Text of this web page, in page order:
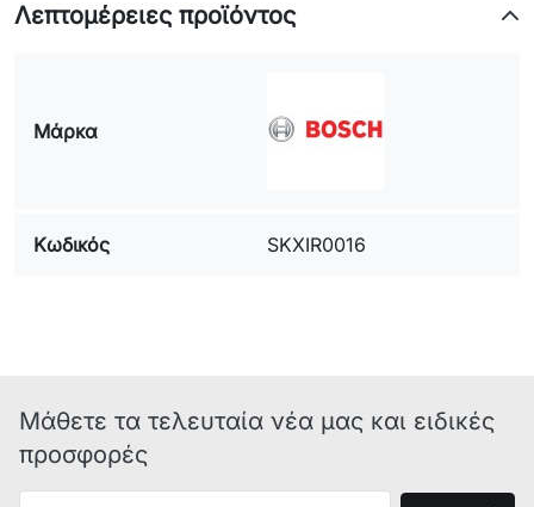
Λεπτομέρειες προϊόντος
Μάρκα
Κωδικός SKXIR0016
Μάθετε τα τελευταία νέα μας και ειδικές
προσφορές